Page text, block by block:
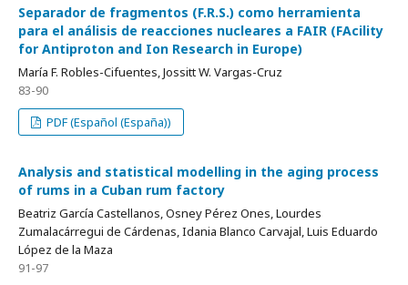
Separador de fragmentos (F.R.S.) como herramienta
para el análisis de reacciones nucleares a FAIR (FAcility
for Antiproton and Ion Research in Europe)
María F. Robles-Cifuentes, Jossitt W. Vargas-Cruz
83-90
PDF (Español (España))
Analysis and statistical modelling in the aging process
of rums in a Cuban rum factory
Beatriz García Castellanos, Osney Pérez Ones, Lourdes
Zumalacárregui de Cárdenas, Idania Blanco Carvajal, Luis Eduardo
López de la Maza
91-97